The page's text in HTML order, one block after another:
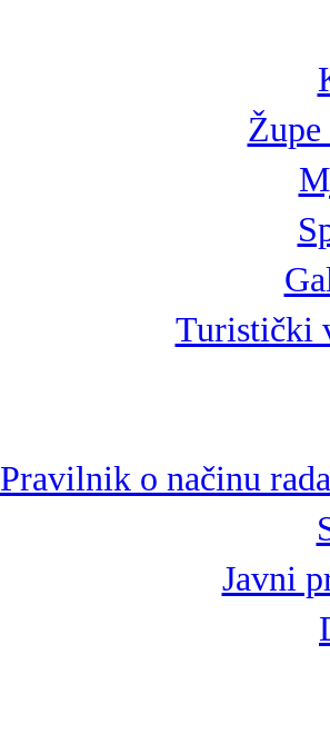
Turistički
Pravilnik o načinu
Javni